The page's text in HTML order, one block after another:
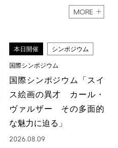
MORE
本日開催 シンポジウム
国際シンポジウム
国際シンポジウム「スイ
ス絵画の異才 カール・
ヴァルザー その多面的
な魅力に迫る」
2026.08.09